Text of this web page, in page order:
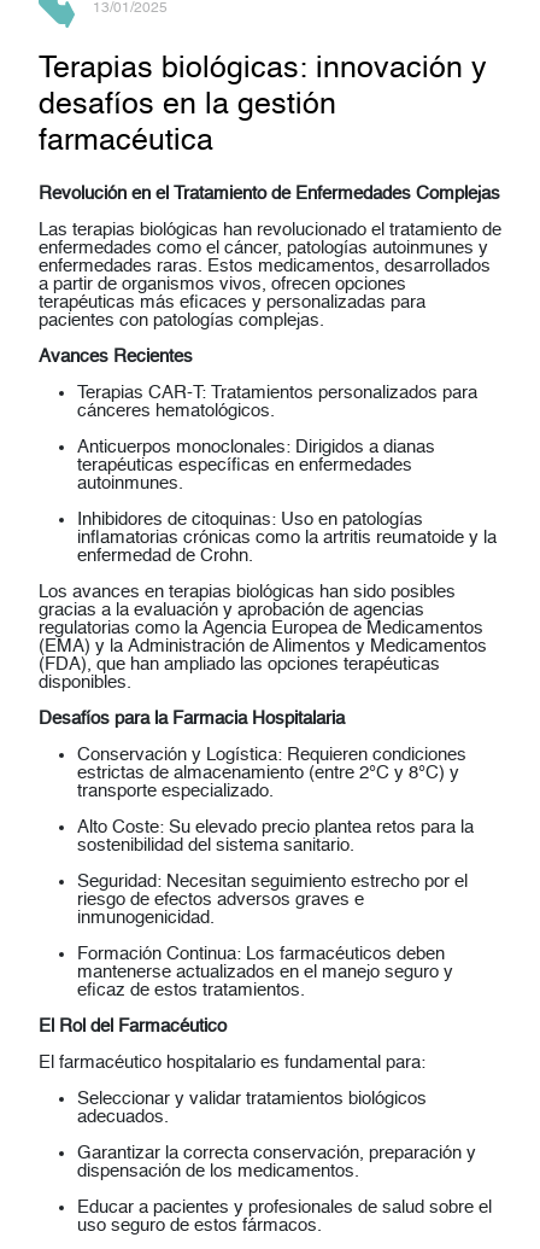
13/01/2025
Terapias biológicas: innovación y
desafíos en la gestión
farmacéutica
Revolución en el Tratamiento de Enfermedades Complejas
Las terapias biológicas han revolucionado el tratamiento de
enfermedades como el cáncer, patologías autoinmunes y
enfermedades raras. Estos medicamentos, desarrollados
a partir de organismos vivos, ofrecen opciones
terapéuticas más eficaces y personalizadas para
pacientes con patologías complejas.
Avances Recientes
Terapias CAR-T: Tratamientos personalizados para
cánceres hematológicos.
Anticuerpos monoclonales: Dirigidos a dianas
terapéuticas específicas en enfermedades
autoinmunes.
Inhibidores de citoquinas: Uso en patologías
inflamatorias crónicas como la artritis reumatoide y la
enfermedad de Crohn.
Los avances en terapias biológicas han sido posibles
gracias a la evaluación y aprobación de agencias
regulatorias como la Agencia Europea de Medicamentos
(EMA) y la Administración de Alimentos y Medicamentos
(FDA), que han ampliado las opciones terapéuticas
disponibles.
Desafíos para la Farmacia Hospitalaria
Conservación y Logística: Requieren condiciones
estrictas de almacenamiento (entre 2°C y 8°C) y
transporte especializado.
Alto Coste: Su elevado precio plantea retos para la
sostenibilidad del sistema sanitario.
Seguridad: Necesitan seguimiento estrecho por el
riesgo de efectos adversos graves e
inmunogenicidad.
Formación Continua: Los farmacéuticos deben
mantenerse actualizados en el manejo seguro y
eficaz de estos tratamientos.
El Rol del Farmacéutico
El farmacéutico hospitalario es fundamental para:
Seleccionar y validar tratamientos biológicos
adecuados.
Garantizar la correcta conservación, preparación y
dispensación de los medicamentos.
Educar a pacientes y profesionales de salud sobre el
uso seguro de estos fármacos.